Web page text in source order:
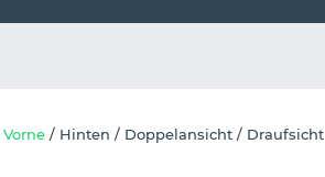
Vorne / Hinten / Doppelansicht / Draufsicht